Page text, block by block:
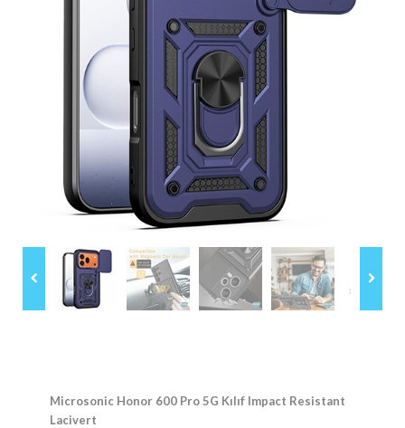
Microsonic Honor 600 Pro 5G Kılıf Impact Resistant
Lacivert